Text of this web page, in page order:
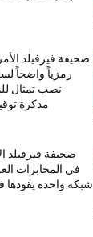
صحيفة فيرفيلد
رمزياً واضحاً
نصب تمثال
مذكرة
صحيفة فيرفيلد
في المخابرات
شبكة واحدة يقودها